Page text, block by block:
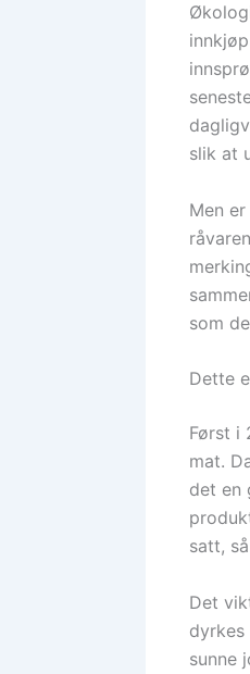
slik at
Men
som
Dette
Først i
mat.
det en
satt,
Det
sunne